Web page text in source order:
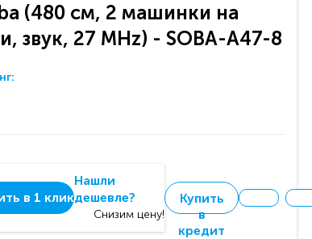
(480 см, 2 машинки на
звук, 27 MHz) - SOBA-A47-8
в 1 клик
Нашли
дешевле?
Снизим цену!
Купить
в
кредит